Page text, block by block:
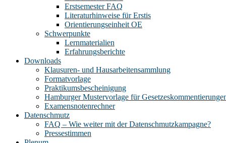
Erstsemester FAQ
Literaturhinweise für Erstis
Orientierungseinheit OE
Schwerpunkte
Lernmaterialien
Erfahrungsberichte
Downloads
Klausuren- und Hausarbeitensammlung
Formatvorlage
Praktikumsbescheinigung
Hamburger Mustervorlage für
Examensnotenrechner
Datenschmutz
FAQ – Wie weiter mit der Datenschmutzkampagne?
Pressestimmen